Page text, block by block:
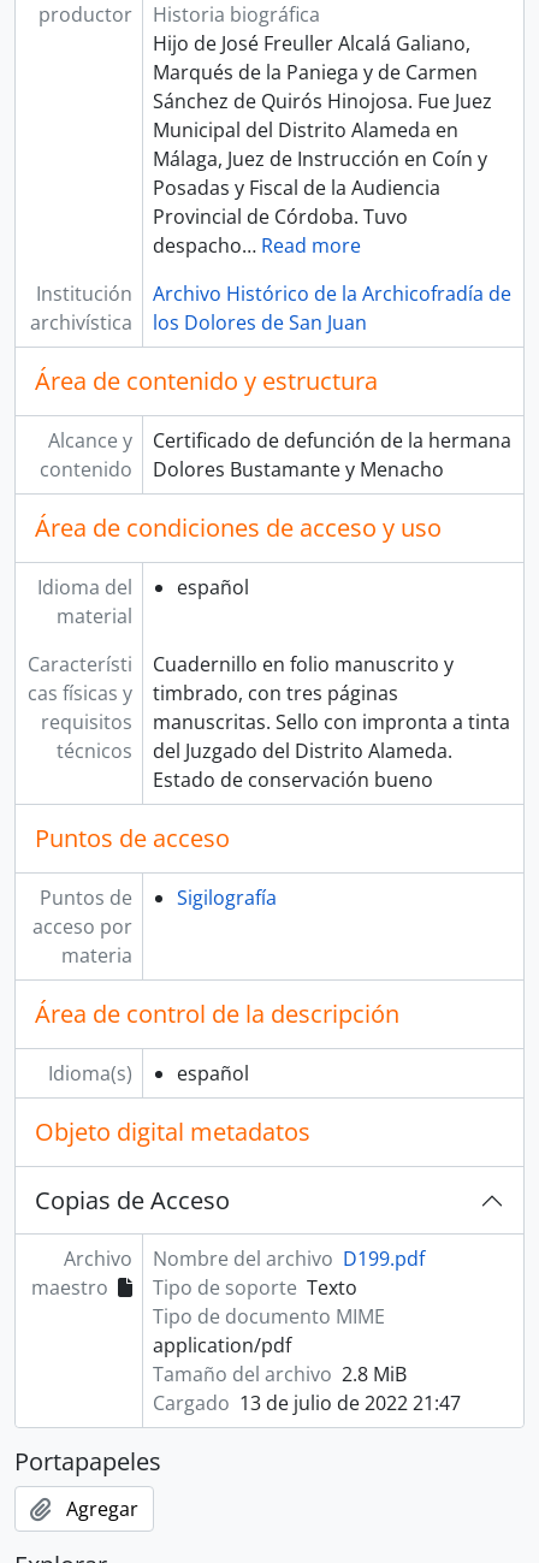
productor
Historia biográfica
Hijo de José Freuller Alcalá Galiano,
Marqués de la Paniega y de Carmen
Sánchez de Quirós Hinojosa. Fue Juez
Municipal del Distrito Alameda en
Málaga, Juez de Instrucción en Coín y
Posadas y Fiscal de la Audiencia
Provincial de Córdoba. Tuvo
despacho… Read more
Institución
archivística
Archivo Histórico de la Archicofradía de
los Dolores de San Juan
Área de contenido y estructura
Alcance y
contenido
Certificado de defunción de la hermana
Dolores Bustamante y Menacho
Área de condiciones de acceso y uso
Idioma del
material
español
Característi
cas físicas y
requisitos
técnicos
Cuadernillo en folio manuscrito y
timbrado, con tres páginas
manuscritas. Sello con impronta a tinta
del Juzgado del Distrito Alameda.
Estado de conservación bueno
Puntos de acceso
Puntos de
acceso por
materia
Sigilografía
Área de control de la descripción
Idioma(s) español
Objeto digital metadatos
Copias de Acceso
Archivo
maestro
Nombre del archivo D199.pdf
Tipo de soporte Texto
Tipo de documento MIME
application/pdf
Tamaño del archivo 2.8 MiB
Cargado 13 de julio de 2022 21:47
Portapapeles
Agregar